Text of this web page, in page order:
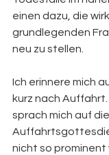
einen dazu, die
grundlegenden
neu zu stellen.
Ich erinnere mich
kurz nach Auffahrt.
sprach mich auf
nicht so